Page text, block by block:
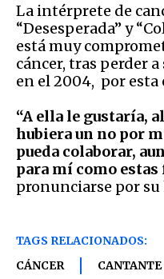
La intérprete de
“Desesperada” y
está muy
cáncer, tras perder
en el 2004, por esta
“A ella le gustaría,
hubiera un no por
pueda colaborar,
para mí como estas
pronunciarse por su
TAGS RELACIONADOS:
CÁNCER
CANTANTE